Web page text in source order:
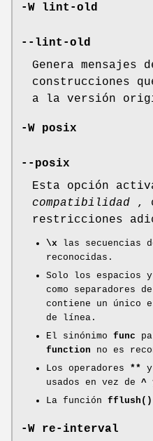
-W lint-old
--lint-old
Genera mensajes
construcciones
a la versión
-W posix
--posix
Esta opción
compatibilidad ,
restricciones
\x las secuencias
reconocidas.
Solo los espacios
como separadores
contiene un único
de línea.
El sinónimo func
function no es
Los operadores ** y
usados en vez de ^
La función fflush()
-W re-interval